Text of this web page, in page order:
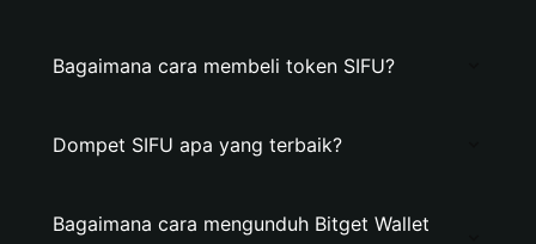
Bagaimana cara membeli token SIFU?
Dompet SIFU apa yang terbaik?
Bagaimana cara mengunduh Bitget Wallet